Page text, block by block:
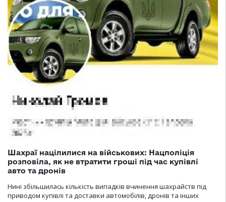
Шахраї націлилися на військових: Нацполіція
розповіла, як не втратити гроші під час купівлі
авто та дронів
Нині збільшилась кількість випадків вчинення шахрайств під
приводом купівлі та доставки автомобілів, дронів та інших